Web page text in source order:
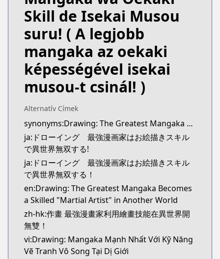
https://www.comic-valkyrie.com/drawing
Kitsu
https://kitsu.app/manga/63983
CDJapan
CDJapan
https://www.anime-planet.com/manga/https://
MangaUpdates
https://www.mangaupdates.com/
Book☆Walker
Book☆Walker
https://bookwalker.jp/series/340966/list
Skill de Isekai Musou
suru! ( A legjobb
mangaka az oekaki
képességével isekai
musou-t csinál! )
Alternatív Címek
synonyms:Drawing: The Greatest Mangaka Becomes a Skilled "Martial Artist" in Another World
ja:ドローイング 最強漫画家はお絵描きスキル
で異世界無双する!
ja:ドローイング 最強漫画家はお絵描きスキル
で異世界無双する！
en:Drawing: The Greatest Mangaka Becomes
a Skilled "Martial Artist" in Another World
zh-hk:作畫 最強漫畫家利用繪畫技能在異世界開
無雙！
vi:Drawing: Mangaka Mạnh Nhất Với Kỹ Năng
Vẽ Tranh Vô Song Tại Dị Giới